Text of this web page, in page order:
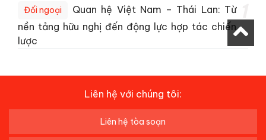
Đối ngoại
Quan hệ Việt Nam – Thái Lan: Từ
nền tảng hữu nghị đến động lực hợp tác chiến
lược
Liên hệ với chúng tôi:
Liên hệ tòa soạn